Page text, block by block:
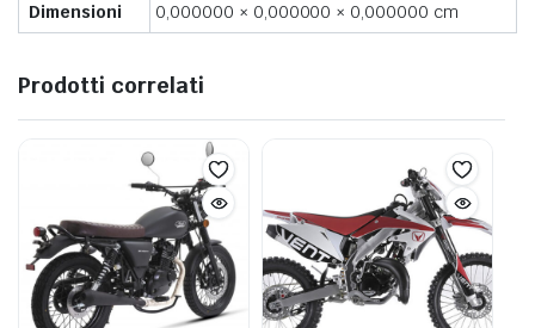
Dimensioni
0,000000 × 0,000000 × 0,000000 cm
Prodotti correlati